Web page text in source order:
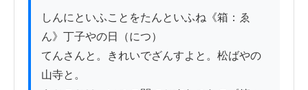
しんにといふことをたんといふね《箱：ゑ
ん》丁子やの日（につ）
てんさんと。きれいでざんすよと。松ばやの
山寺と。